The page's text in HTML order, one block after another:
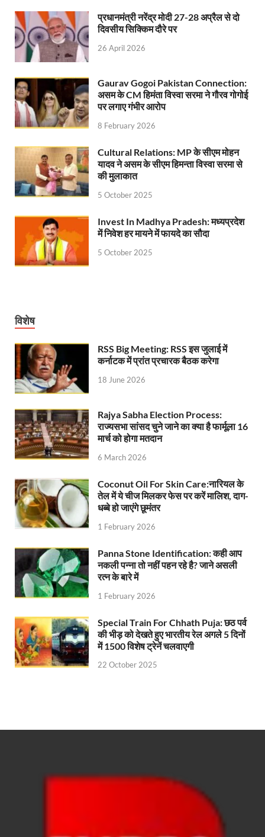
प्रधानमंत्री नरेंद्र मोदी 27-28 अप्रैल से दो
दिवसीय सिक्किम दौरे पर
26 April 2026
Gaurav Gogoi Pakistan Connection:
असम के CM हिमंता विस्वा सरमा ने गौरव गोगोई
पर लगाए गंभीर आरोप
8 February 2026
Cultural Relations: MP के सीएम मोहन
यादव ने असम के सीएम हिमन्ता विस्वा सरमा से
की मुलाकात
5 October 2025
Invest In Madhya Pradesh: मध्यप्रदेश
में निवेश हर मायने में फायदे का सौदा
5 October 2025
विशेष
RSS Big Meeting: RSS इस जुलाई में
कर्नाटक में प्रांत प्रचारक बैठक करेगा
18 June 2026
Rajya Sabha Election Process:
राज्यसभा सांसद चुने जाने का क्या है फार्मूला 16
मार्च को होगा मतदान
6 March 2026
Coconut Oil For Skin Care:नारियल के
तेल में ये चीज मिलकर फेस पर करें मालिश, दाग-
धब्बे हो जाएंगे छूमंतर
1 February 2026
Panna Stone Identification: कही आप
नकली पन्ना तो नहीं पहन रहे है? जाने असली
रत्न के बारे में
1 February 2026
Special Train For Chhath Puja: छठ पर्व
की भीड़ को देखते हुए भारतीय रेल अगले 5 दिनों
में 1500 विशेष ट्रेनें चलवाएगी
22 October 2025